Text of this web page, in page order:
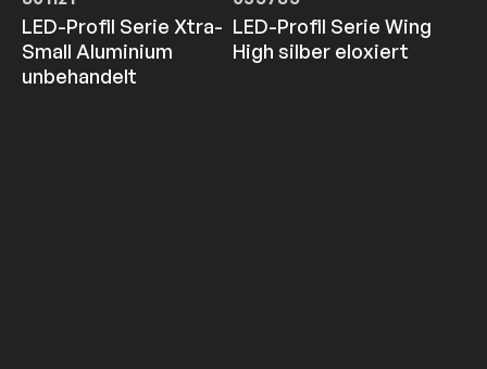
LED-Profil Serie Xtra-
Small Aluminium
unbehandelt
LED-Profil Serie Wing
High silber eloxiert